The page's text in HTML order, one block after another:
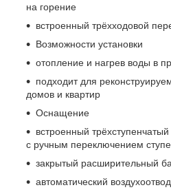
на горение
встроенный трёхходовой
Возможности установки
отопление и нагрев воды в
подходит для
домов и квартир
Оснащение
встроенный
с ручным переключением
закрытый расширительный
автоматический